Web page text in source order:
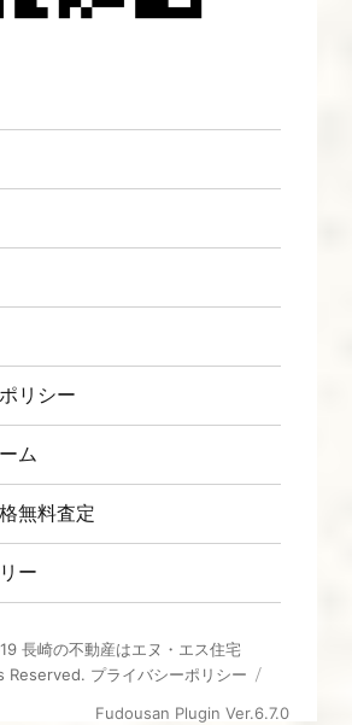
リシー
ム
無料査定
ー
長崎の不動産はエヌ・エス住宅
Reserved. プライバシーポリシー
Fudousan Plugin Ver.6.7.0